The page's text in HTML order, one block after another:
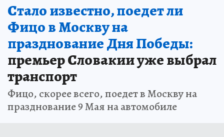
Стало известно, поедет ли
Фицо в Москву на
празднование Дня Победы:
премьер Словакии уже выбрал
транспорт
Фицо, скорее всего, поедет в Москву на
празднование 9 Мая на автомобиле